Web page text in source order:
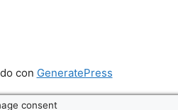
con GeneratePress
consent